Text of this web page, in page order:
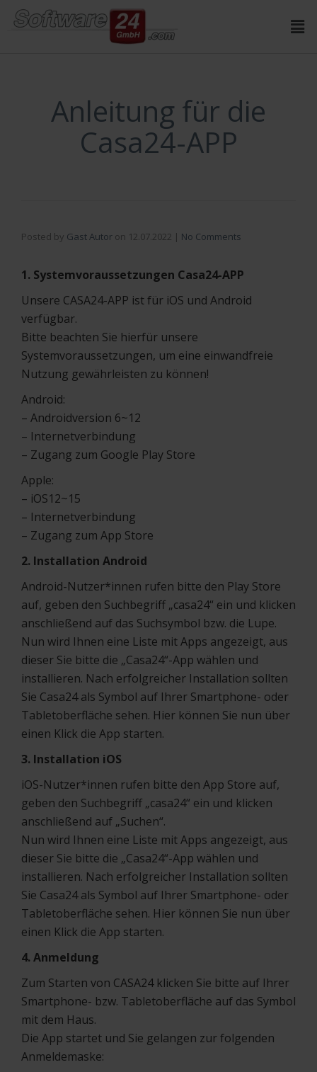
springen
Anleitung für die
Casa24-APP
Posted by Gast Autor on 12.07.2022 | No Comments
1. Systemvoraussetzungen Casa24-APP
Unsere CASA24-APP ist für iOS und Android
verfügbar.
Bitte beachten Sie hierfür unsere
Systemvoraussetzungen, um eine einwandfreie
Nutzung gewährleisten zu können!
Android:
– Androidversion 6~12
– Internetverbindung
– Zugang zum Google Play Store
Apple:
– iOS12~15
– Internetverbindung
– Zugang zum App Store
2. Installation Android
Android-Nutzer*innen rufen bitte den Play Store
auf, geben den Suchbegriff „casa24“ ein und klicken
anschließend auf das Suchsymbol bzw. die Lupe.
Nun wird Ihnen eine Liste mit Apps angezeigt, aus
dieser Sie bitte die „Casa24“-App wählen und
installieren. Nach erfolgreicher Installation sollten
Sie Casa24 als Symbol auf Ihrer Smartphone- oder
Tabletoberfläche sehen. Hier können Sie nun über
einen Klick die App starten.
3. Installation iOS
iOS-Nutzer*innen rufen bitte den App Store auf,
geben den Suchbegriff „casa24“ ein und klicken
anschließend auf „Suchen“.
Nun wird Ihnen eine Liste mit Apps angezeigt, aus
dieser Sie bitte die „Casa24“-App wählen und
installieren. Nach erfolgreicher Installation sollten
Sie Casa24 als Symbol auf Ihrer Smartphone- oder
Tabletoberfläche sehen. Hier können Sie nun über
einen Klick die App starten.
4. Anmeldung
Zum Starten von CASA24 klicken Sie bitte auf Ihrer
Smartphone- bzw. Tabletoberfläche auf das Symbol
mit dem Haus.
Die App startet und Sie gelangen zur folgenden
Anmeldemaske: